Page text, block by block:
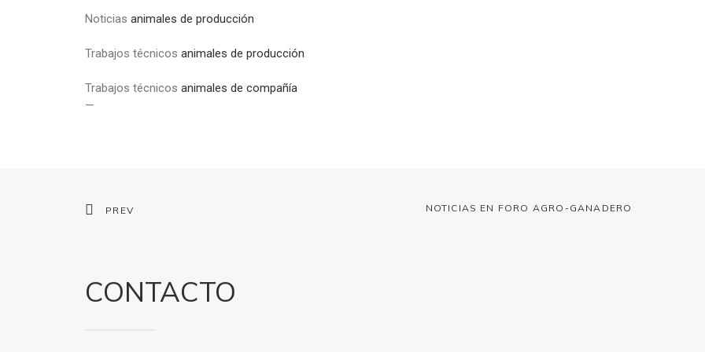
Noticias animales de producción
Trabajos técnicos animales de producción
Trabajos técnicos animales de compañía
—
PREV NOTICIAS EN FORO AGRO-GANADERO
CONTACTO